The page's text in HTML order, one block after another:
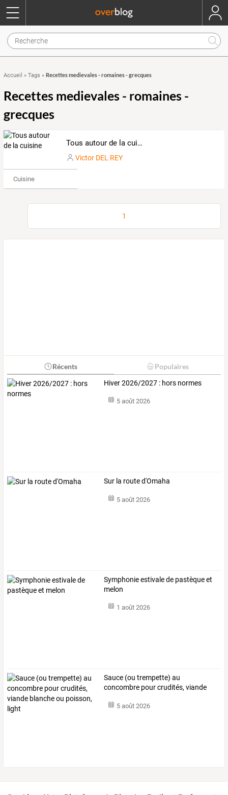
Accueil » Tags » Recettes medievales - romaines - grecques
Recettes medievales - romaines -
grecques
Tous autour de la cuisine
Victor DEL REY
Cuisine
1
Récents Populaires
Hiver 2026/2027 : hors normes
5 août 2026
Sur la route d'Omaha
5 août 2026
Symphonie estivale de pastèque et
melon
1 août 2026
Sauce (ou trempette) au
concombre pourcrudités, viande
5 août 2026